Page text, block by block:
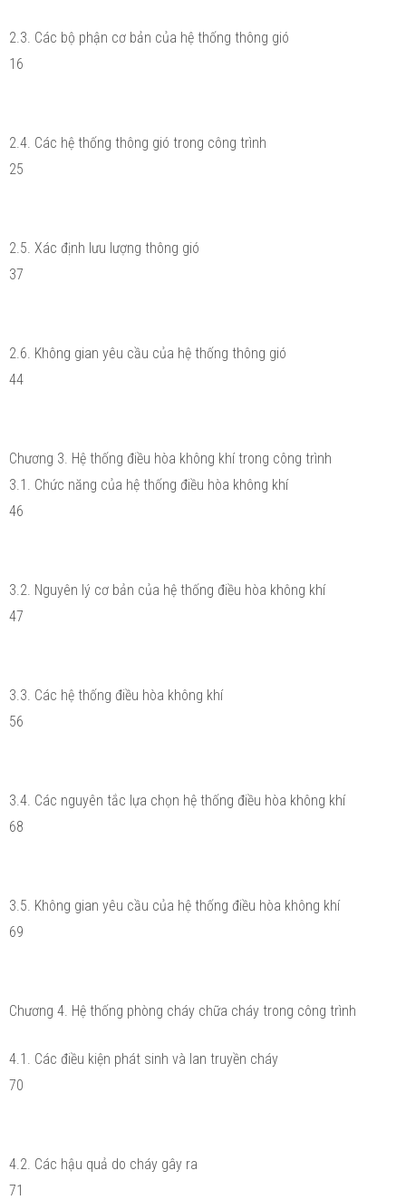
2.3. Các bộ phận cơ bản của hệ thống thông gió
16
2.4. Các hệ thống thông gió trong công trình
25
2.5. Xác định lưu lượng thông gió
37
2.6. Không gian yêu cầu của hệ thống thông gió
44
Chương 3. Hệ thống điều hòa không khí trong công trình
3.1. Chức năng của hệ thống điều hòa không khí
46
3.2. Nguyên lý cơ bản của hệ thống điều hòa không khí
47
3.3. Các hệ thống điều hòa không khí
56
3.4. Các nguyên tắc lựa chọn hệ thống điều hòa không khí
68
3.5. Không gian yêu cầu của hệ thống điều hòa không khí
69
Chương 4. Hệ thống phòng cháy chữa cháy trong công trình
4.1. Các điều kiện phát sinh và lan truyền cháy
70
4.2. Các hậu quả do cháy gây ra
71